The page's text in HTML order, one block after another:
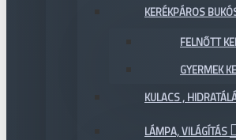
KERÉKPÁROS
FELNŐTT
GYERMEK
KULACS ,
LÁMPA, VILÁGÍTÁS